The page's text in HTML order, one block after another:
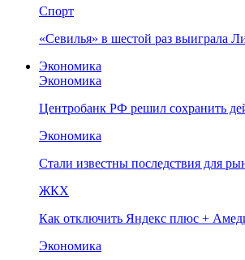
Спорт
«Севилья» в шестой раз выиграла
Экономика
Экономика
Центробанк РФ решил сохранить
Экономика
Стали известны последствия для
ЖКХ
Как отключить Яндекс плюс +
Экономика